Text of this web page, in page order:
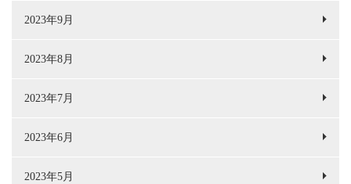
2023年9月
2023年8月
2023年7月
2023年6月
2023年5月